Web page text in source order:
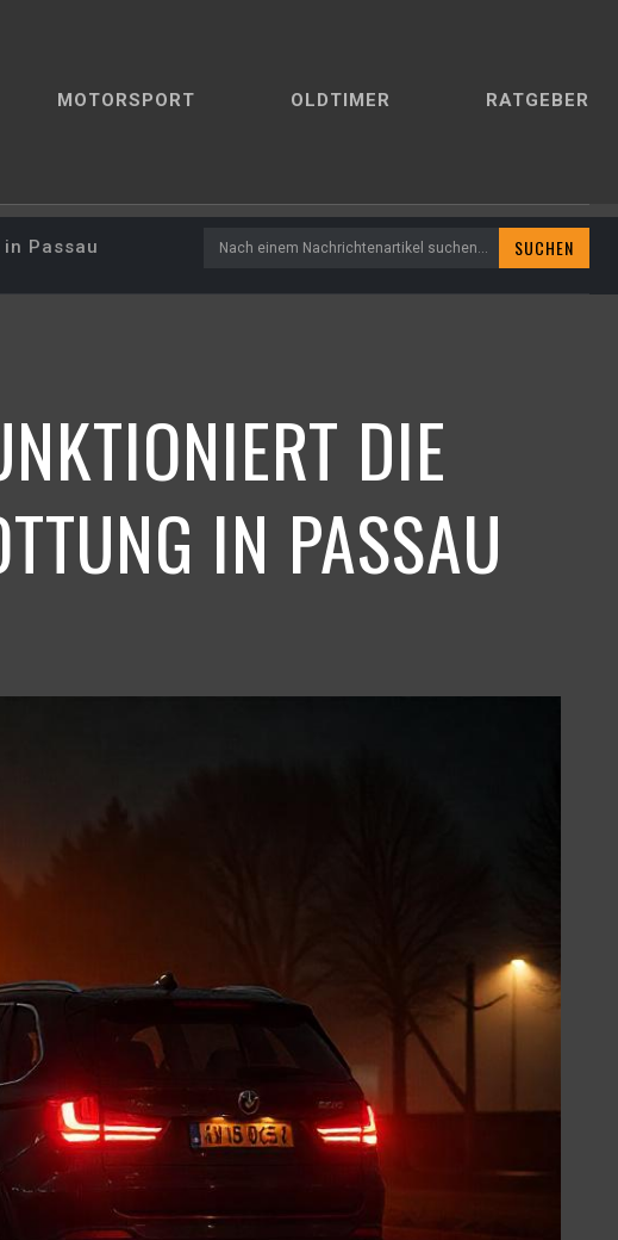
MOTORSPORT OLDTIMER RATGEBER
Passau Nach einem Nachrichtenartikel suchen... SUCHEN
DIE
IN PASSAU